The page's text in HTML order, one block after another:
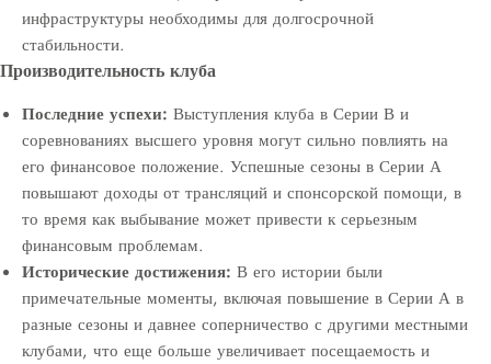
инфраструктуры необходимы для долгосрочной
стабильности.
Производительность клуба
Последние успехи: Выступления клуба в Серии В и
соревнованиях высшего уровня могут сильно повлиять на
его финансовое положение. Успешные сезоны в Серии А
повышают доходы от трансляций и спонсорской помощи, в
то время как выбывание может привести к серьезным
финансовым проблемам.
Исторические достижения: В его истории были
примечательные моменты, включая повышение в Серии А в
разные сезоны и давнее соперничество с другими местными
клубами, что еще больше увеличивает посещаемость и